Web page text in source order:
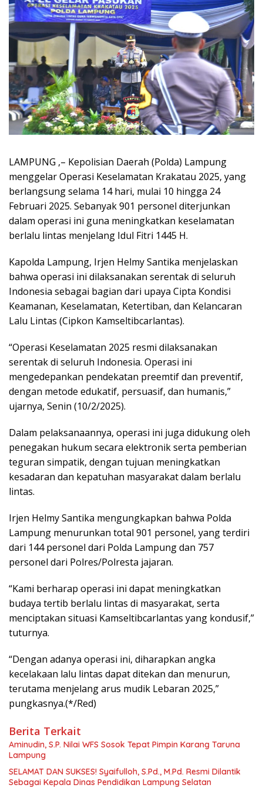
LAMPUNG ,– Kepolisian Daerah (Polda) Lampung
menggelar Operasi Keselamatan Krakatau 2025, yang
berlangsung selama 14 hari, mulai 10 hingga 24
Februari 2025. Sebanyak 901 personel diterjunkan
dalam operasi ini guna meningkatkan keselamatan
berlalu lintas menjelang Idul Fitri 1445 H.
Kapolda Lampung, Irjen Helmy Santika menjelaskan
bahwa operasi ini dilaksanakan serentak di seluruh
Indonesia sebagai bagian dari upaya Cipta Kondisi
Keamanan, Keselamatan, Ketertiban, dan Kelancaran
Lalu Lintas (Cipkon Kamseltibcarlantas).
“Operasi Keselamatan 2025 resmi dilaksanakan
serentak di seluruh Indonesia. Operasi ini
mengedepankan pendekatan preemtif dan preventif,
dengan metode edukatif, persuasif, dan humanis,”
ujarnya, Senin (10/2/2025).
Dalam pelaksanaannya, operasi ini juga didukung oleh
penegakan hukum secara elektronik serta pemberian
teguran simpatik, dengan tujuan meningkatkan
kesadaran dan kepatuhan masyarakat dalam berlalu
lintas.
Irjen Helmy Santika mengungkapkan bahwa Polda
Lampung menurunkan total 901 personel, yang terdiri
dari 144 personel dari Polda Lampung dan 757
personel dari Polres/Polresta jajaran.
“Kami berharap operasi ini dapat meningkatkan
budaya tertib berlalu lintas di masyarakat, serta
menciptakan situasi Kamseltibcarlantas yang kondusif,”
tuturnya.
“Dengan adanya operasi ini, diharapkan angka
kecelakaan lalu lintas dapat ditekan dan menurun,
terutama menjelang arus mudik Lebaran 2025,”
pungkasnya.(*/Red)
Berita Terkait
Aminudin, S.P. Nilai WFS Sosok Tepat Pimpin Karang Taruna
Lampung
SELAMAT DAN SUKSES! Syaifulloh, S.Pd., M.Pd. Resmi Dilantik
Sebagai Kepala Dinas Pendidikan Lampung Selatan